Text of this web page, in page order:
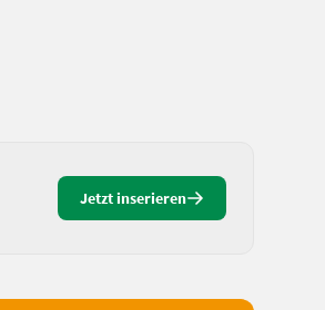
Jetzt inserieren